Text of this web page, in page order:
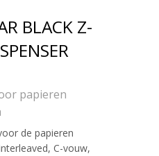
BLACK Z-
papieren
de papieren
C-vouw,